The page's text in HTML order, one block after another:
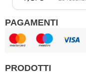
PAGAMENTI
PRODOTTI